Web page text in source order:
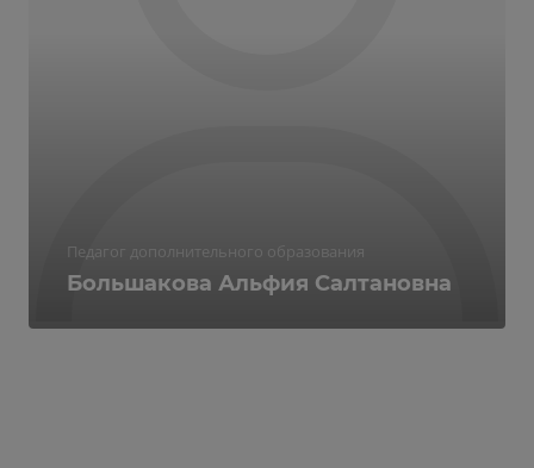
Педагог дополнительного образования
Большакова Альфия Салтановна